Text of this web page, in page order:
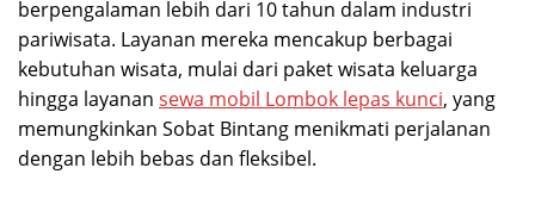
berpengalaman lebih dari 10 tahun dalam industri
pariwisata. Layanan mereka mencakup berbagai
kebutuhan wisata, mulai dari paket wisata keluarga
hingga layanan sewa mobil Lombok lepas kunci, yang
memungkinkan Sobat Bintang menikmati perjalanan
dengan lebih bebas dan fleksibel.